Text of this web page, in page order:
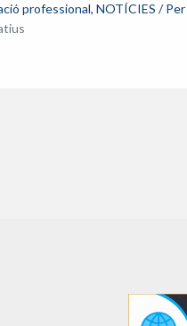
professional,NOTÍCIES / Per